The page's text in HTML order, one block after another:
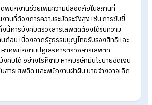
านขัดคำสั่งปฏิเสธการตรวจสารเส
ามารถเลิกจ้างได้กรณีเป็นกฎระเบี
ทำงานของบริษัทว่าห้ามพนักงานยุ่
สพติด
เบียบข้อบังคับการทำงานชัดเจนที่กำหนดให้
กี่ยวหรือเสพสารเสพติด และต้องยอมรับการตร
ฏิบัติงานที่ต้องใช้เครื่องจักร โดยมีจุดประสงค์เ